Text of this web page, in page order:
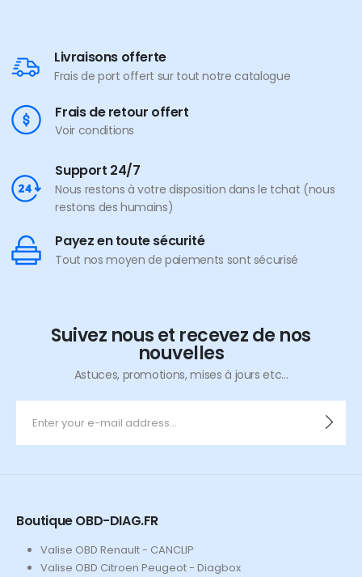
Livraisons offerte
Frais de port offert sur tout notre catalogue
Frais de retour offert
Voir conditions
Support 24/7
Nous restons à votre disposition dans le tchat (nous
restons des humains)
Payez en toute sécurité
Tout nos moyen de paiements sont sécurisé
Suivez nous et recevez de nos
nouvelles
Astuces, promotions, mises à jours etc...
Boutique OBD-DIAG.FR
Valise OBD Renault - CANCLIP
Valise OBD Citroen Peugeot - Diagbox